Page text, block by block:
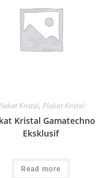
Kristal, Plakat Kristal
Kristal Gamatechno
Eksklusif
Read more